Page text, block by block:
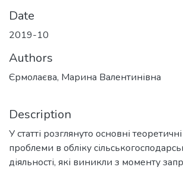
Date
2019-10
Authors
Єрмолаєва, Марина Валентинівна
Description
У статті розглянуто основні
проблеми в обліку
діяльності, які виникли з моменту